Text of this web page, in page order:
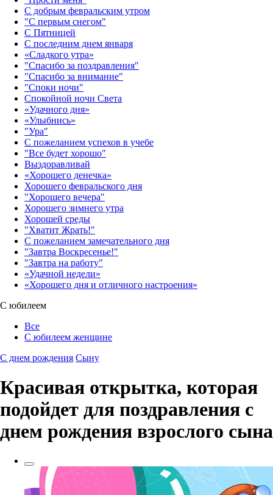
С добрым февральским утром
"С первым снегом"
С Пятницей
С последним днем января
«Сладкого утра»‎
"Спасибо за поздравления"
"Спасибо за внимание"
"Споки ночи"
Спокойной ночи Света
«Удачного дня»‎
«Улыбнись»‎
"Ура"
С пожеланием успехов в учебе
"Все будет хорошо"
Выздоравливай
«‎Хорошего денечка»‎
Хорошего февральского дня
"Хорошего вечера"
Хорошего зимнего утра
Хорошей среды
"Хватит Жрать!"
С пожеланием замечательного дня
"Завтра Воскресенье!"
"Завтра на работу"
«Удачной недели»‎
«Хорошего дня и отличного настроения»‎
С юбилеем
Все
С юбилеем женщине
С днем рождения Сыну
Красивая открытка, которая
подойдет для поздравления с
днем рождения взрослого сына